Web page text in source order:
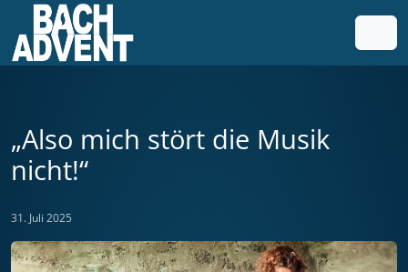
Weiter zum Inhalt
Weiter zum Fuß der Seite
„Also mich stört die Musik
nicht!“
31. Juli 2025